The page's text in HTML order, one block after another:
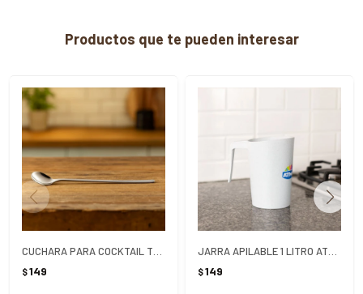
Productos que te pueden interesar
$149 $149